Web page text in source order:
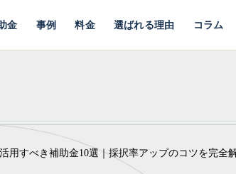
金 事例 料金 選ばれる理由 コラム
用すべき補助金10選｜採択率アップのコツを完全